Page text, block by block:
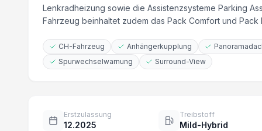
Lenkradheizung sowie die Assistenzsysteme Parking
Fahrzeug beinhaltet zudem das Pack Comfort und Pack
CH-Fahrzeug Anhängerkupplung
Spurwechselwarnung
Surround-View
Erstzulassung
12.2025
Treibstoff
Mild-Hybrid